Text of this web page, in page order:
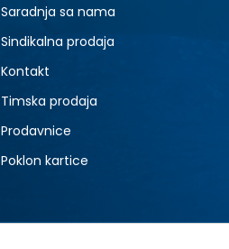
Saradnja sa nama
Sindikalna prodaja
Kontakt
Timska prodaja
Prodavnice
Poklon kartice